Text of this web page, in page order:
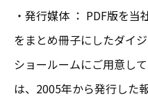
・発行媒体 ： PDF版を
をまとめ冊子にしたダイ
ショールームにご用意し
は、2005年から発行した